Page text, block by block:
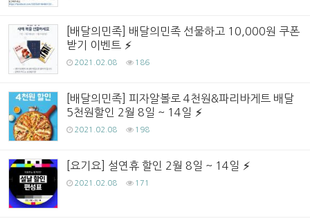
[배달의민족] 배달의민족 선물하고 10,000원 쿠폰
받기 이벤트
2021.02.08 186
[배달의민족] 피자알볼로 4천원&파리바게트 배달
5천원할인 2월 8일 ~ 14일
2021.02.08 198
[요기요] 설연휴 할인 2월 8일 ~ 14일
2021.02.08 171